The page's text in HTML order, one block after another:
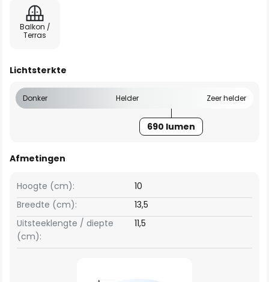
Balkon /
Terras
Lichtsterkte
Donker Helder Zeer helder
690 lumen
Afmetingen
Breedte (cm): 13,5
Hoogte (cm): 10
Uitsteeklengte / diepte
(cm):
11,5